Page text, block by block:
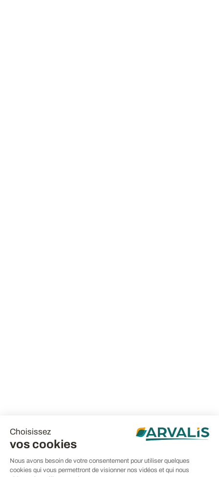
Choisissez
vos cookies
Nous avons besoin de votre consentement pour utiliser quelques
cookies qui vous permettront de visionner nos vidéos et qui nous